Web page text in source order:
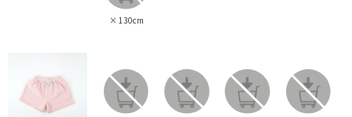
× 130cm